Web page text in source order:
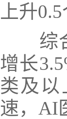
上升
综
增长
类及以
速， AI